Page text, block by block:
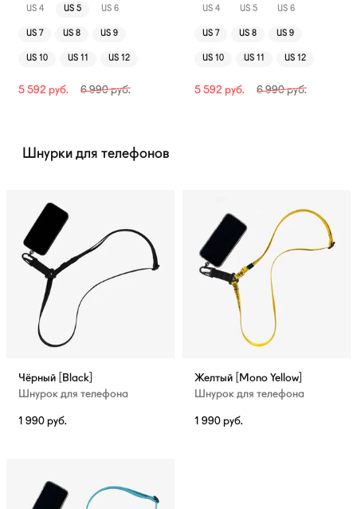
US 4 US 5 US 6
US 7 US 8 US 9
US 10 US 11 US 12
5 592 руб. 6 990руб.
US 4 US 5 US 6
US 7 US 8 US 9
US 10 US 11 US 12
5 592 руб. 6 990руб.
Шнурки для телефонов
Чёрный [Black]
Шнурок для телефона
1 990 руб.
Желтый [Mono Yellow]
Шнурок для телефона
1 990 руб.